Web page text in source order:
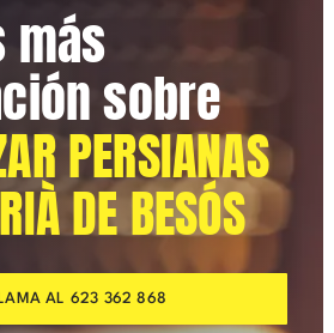
más
sobre
PERSIANAS
DE BESÓS
AL 623 362 868